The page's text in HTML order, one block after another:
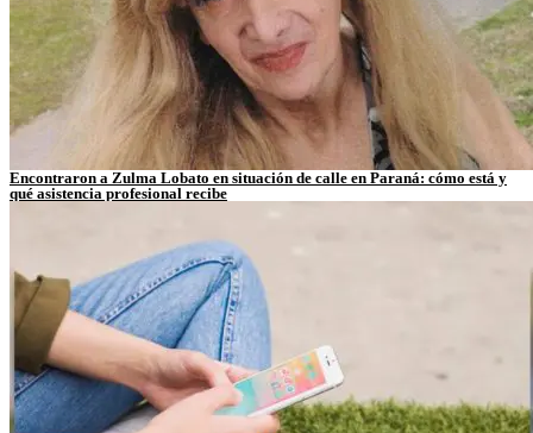
Encontraron a Zulma Lobato en situación de calle en Paraná: cómo está y
qué asistencia profesional recibe